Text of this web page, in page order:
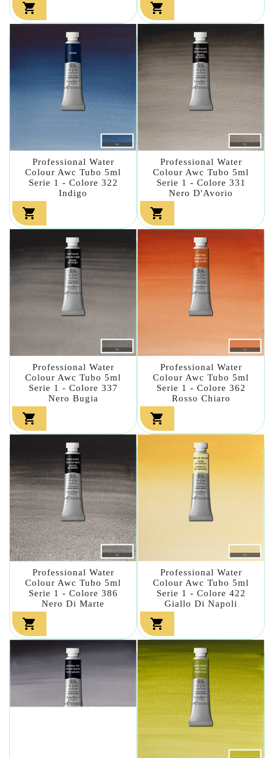
 
Professional Water
Colour Awc Tubo 5ml
Serie 1 - Colore 322
Indigo

Professional Water
Colour Awc Tubo 5ml
Serie 1 - Colore 331
Nero D'Avorio

Professional Water
Colour Awc Tubo 5ml
Serie 1 - Colore 337
Nero Bugia

Professional Water
Colour Awc Tubo 5ml
Serie 1 - Colore 362
Rosso Chiaro

Professional Water
Colour Awc Tubo 5ml
Serie 1 - Colore 386
Nero Di Marte

Professional Water
Colour Awc Tubo 5ml
Serie 1 - Colore 422
Giallo Di Napoli
